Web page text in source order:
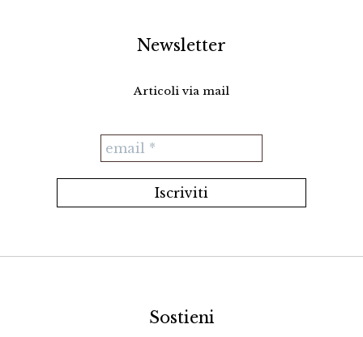
Newsletter
Articoli via mail
Sostieni